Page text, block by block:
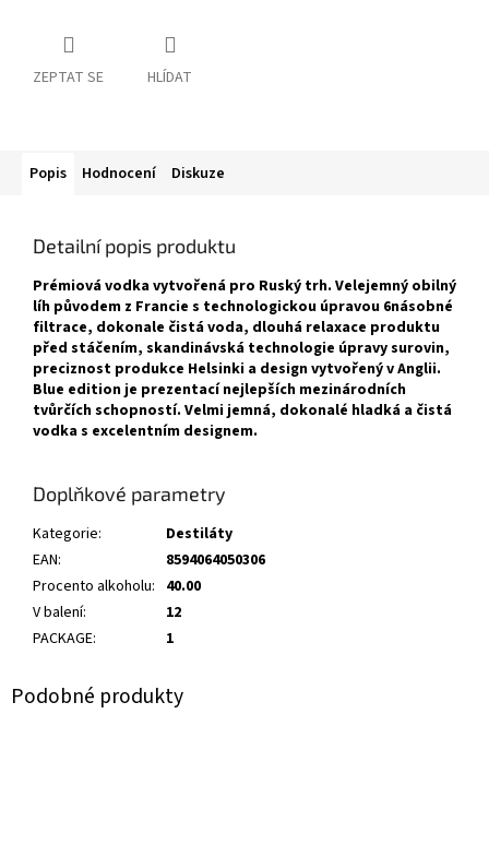
ZEPTAT SE HLÍDAT
Popis Hodnocení Diskuze
Detailní popis produktu
Prémiová vodka vytvořená pro Ruský trh. Velejemný obilný
líh původem z Francie s technologickou úpravou 6násobné
filtrace, dokonale čistá voda, dlouhá relaxace produktu
před stáčením, skandinávská technologie úpravy surovin,
preciznost produkce Helsinki a design vytvořený v Anglii.
Blue edition je prezentací nejlepších mezinárodních
tvůrčích schopností. Velmi jemná, dokonalé hladká a čistá
vodka s excelentním designem.
Doplňkové parametry
Kategorie:
Destiláty
EAN:
8594064050306
Procento alkoholu: 40.00
V balení:
12
PACKAGE: 1